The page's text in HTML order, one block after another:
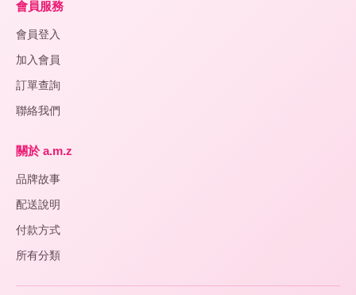
會員服務
會員登入
加入會員
訂單查詢
聯絡我們
關於 a.m.z
品牌故事
配送說明
付款方式
所有分類